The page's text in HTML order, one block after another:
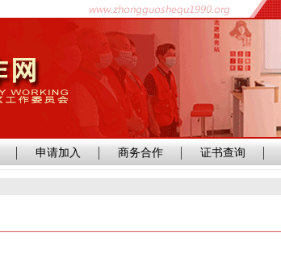
申请加入 商务合作 证书查询